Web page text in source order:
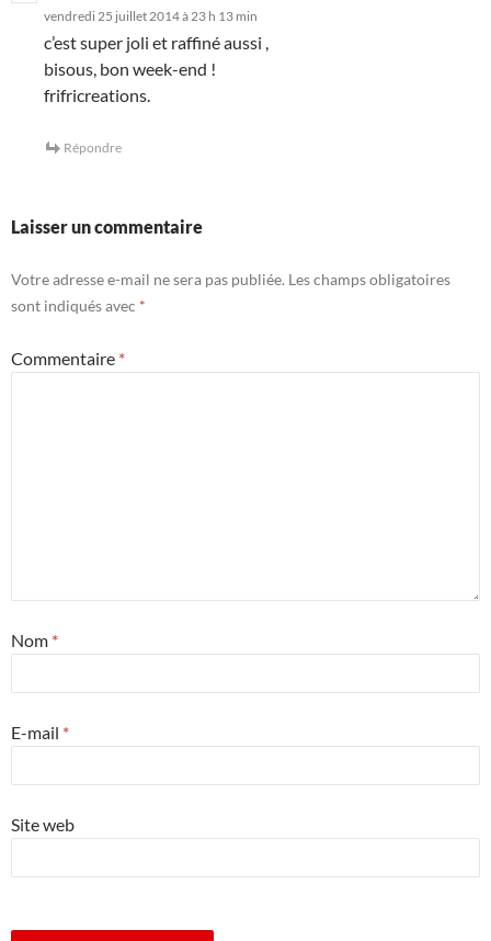
vendredi 25 juillet 2014 à 23 h 13 min
c’est super joli et raffiné aussi ,
bisous, bon week-end !
frifricreations.
Répondre
Laisser un commentaire
Votre adresse e-mail ne sera pas publiée. Les champs obligatoires
sont indiqués avec *
Commentaire *
Nom *
E-mail *
Site web